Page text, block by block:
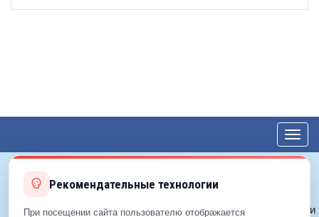
© 2012—2026 ЕДС-Королёв
Политика конфиденциальности
Рекомендательные технологии
При посещении сайта пользователю отображается